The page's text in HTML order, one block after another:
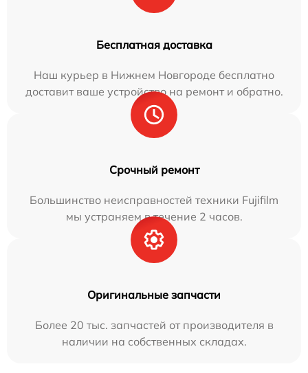
Бесплатная доставка
Наш курьер в Нижнем Новгороде бесплатно
доставит ваше устройство на ремонт и обратно.
Срочный ремонт
Большинство неисправностей техники Fujifilm
мы устраняем в течение 2 часов.
Оригинальные запчасти
Более 20 тыс. запчастей от производителя в
наличии на собственных складах.